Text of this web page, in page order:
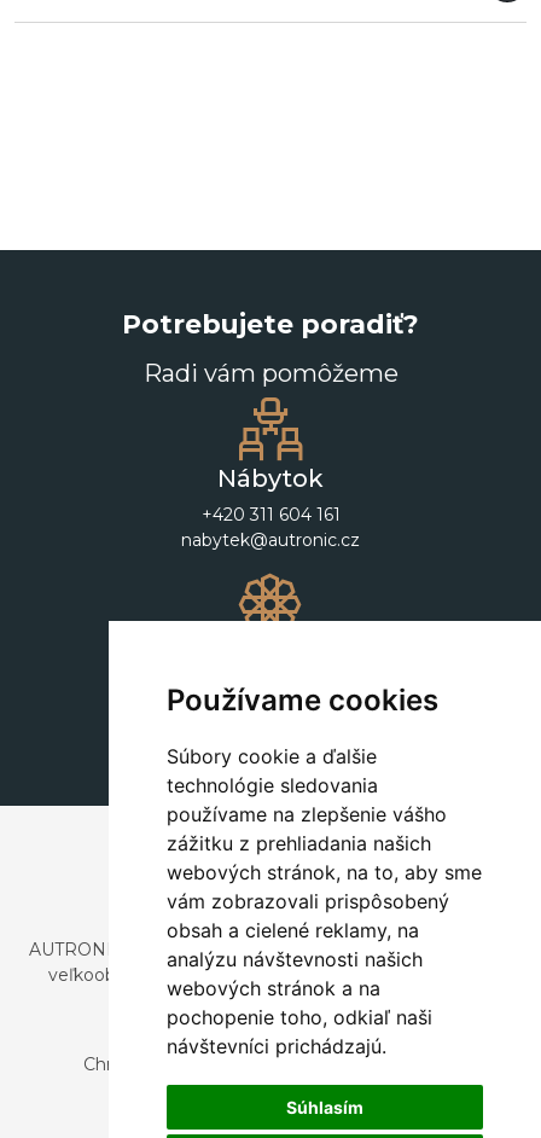
Používame cookies
Súbory cookie a ďalšie
technológie sledovania
používame na zlepšenie vášho
zážitku z prehliadania našich
webových stránok, na to, aby sme
vám zobrazovali prispôsobený
obsah a cielené reklamy, na
analýzu návštevnosti našich
webových stránok a na
pochopenie toho, odkiaľ naši
návštevníci prichádzajú.
Súhlasím
Potrebujete poradiť?
Radi vám pomôžeme
Nábytok
+420 311 604 161
nabytek@autronic.cz
+420 311 604 182
dekorace@autronic.cz
AUTRONIC, s.r.o. je spoločnosť zaoberajúca sa dovozom a
veľkoobchodným predajom dizajnového aj štýlového
nábytku a dekorácií.
Česká republika
Chrustenice 270, 267 12 Loděnice u Berouna
Slovensko
Nová 366, 032 02 Závažná Poruba